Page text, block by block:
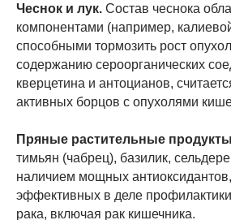
Чеснок и лук. Состав чеснока
компонентами (например,
способными тормозить рост
содержанию сероорганических
кверцетина и антоцианов,
активных борцов с опухолями
Пряные растительные
тимьян (чабрец), базилик,
наличием мощных
эффективных в деле
рака, включая рак кишечника.